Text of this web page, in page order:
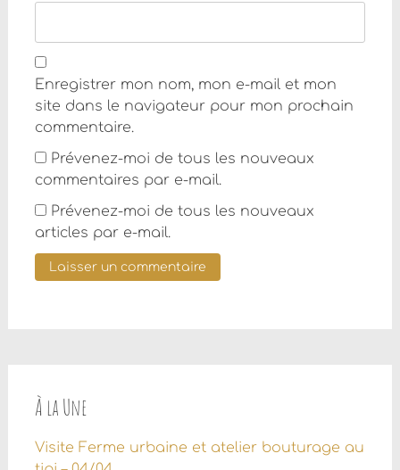
Enregistrer mon nom, mon e-mail et mon
site dans le navigateur pour mon prochain
commentaire.
Prévenez-moi de tous les nouveaux
commentaires par e-mail.
Prévenez-moi de tous les nouveaux
articles par e-mail.
À la Une
Visite Ferme urbaine et atelier bouturage au